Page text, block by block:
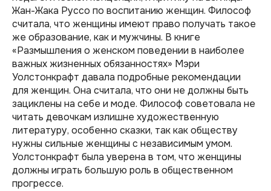
Жан-Жака Руссо по воспитанию женщин. Философ
считала, что женщины имеют право получать такое
же образование, как и мужчины. В книге
«Размышления о женском поведении в наиболее
важных жизненных обязанностях» Мэри
Уолстонкрафт давала подробные рекомендации
для женщин. Она считала, что они не должны быть
зациклены на себе и моде. Философ советовала не
читать девочкам излишне художественную
литературу, особенно сказки, так как обществу
нужны сильные женщины с независимым умом.
Уолстонкрафт была уверена в том, что женщины
должны играть большую роль в общественном
прогрессе.